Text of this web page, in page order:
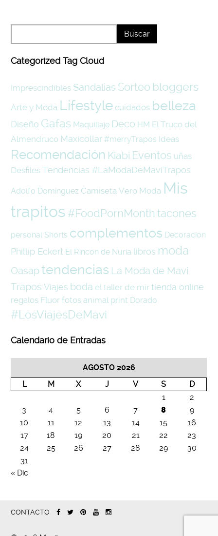
Categorized Tag Cloud
Imprescindibles Sandalias Sorteo bloggers
Arte y Moda Lifestyle cuidados belleza
Diseño Gafas Maquillaje Deco HM El Truco del
Almendruco Maxicollar #merryTrapos Ideas
Recomendación Kiabi Eventos uñas
Desfiles Tendencias #LaModaDeMaviTrapos
Adolfo Domínguez Camiseta Vero Moda Mis
trapitos #FoodPornMonth tacones
personal Shorts complementos Decoración
Phillip Eckert El Rincón de Nuria libros moda
Oasap tendencias La Moda de Mavi
Trapos Viajes boda el taller de mir tienda online
regalos Fluor fotos animal print Dorado
#LosViajesDeMavi
Calendario de Entradas
AGOSTO 2026
L
M X J V S
D
1
2
3
4 5 6 7 8
9
10
11 12 13 14 15
16
17
18 19 20 21 22
23
24
25 26 27 28 29
30
31
« Dic
CONTACTO